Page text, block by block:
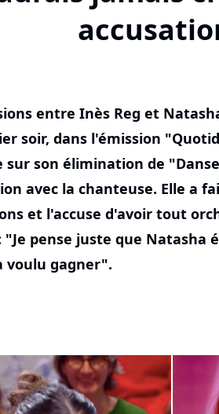
entre Inès Reg et
soir, dans l'émission
sur son élimination de
avec la chanteuse. Elle a
et l'accuse d'avoir tout
"Je pense juste que
voulu gagner".